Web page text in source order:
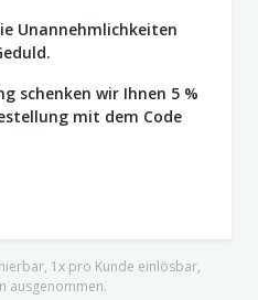
Unannehmlichkeiten
schenken wir Ihnen 5 %
mit dem Code
1x pro Kunde einlösbar,
ausgenommen.